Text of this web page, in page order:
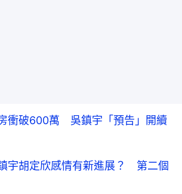
房衝破600萬 吳鎮宇「預告」開續
宇胡定欣感情有新進展？ 第二個